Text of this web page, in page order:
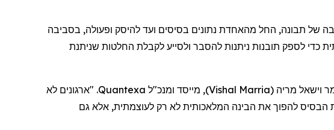
של תבונה, החל מהאחדת נתונים בסיסים ועד להיסק ופעולה, בסביבה
כדי לספק תובנות ניתנות להסבר ולסייע לקבלת החלטות שניתנת
וישאל מריה (
Vishal Marria
)
, מייסד ומנכ"ל Quantexa. "ארגונים לא
להפוך את הבינה המלאכותית לא רק לעוצמתית, אלא גם